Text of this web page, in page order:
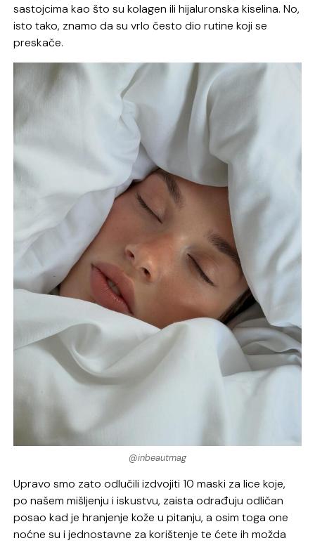
sastojcima kao što su kolagen ili hijaluronska kiselina. No,
isto tako, znamo da su vrlo često dio rutine koji se
preskače.
@inbeautmag
Upravo smo zato odlučili izdvojiti 10 maski za lice koje,
po našem mišljenju i iskustvu, zaista odrađuju odličan
posao kad je hranjenje kože u pitanju, a osim toga one
noćne su i jednostavne za korištenje te ćete ih možda